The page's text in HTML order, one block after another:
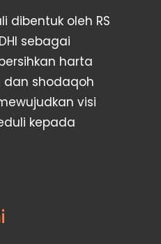
dibentuk oleh RS
sebagai
harta
dan shodaqoh
visi
kepada